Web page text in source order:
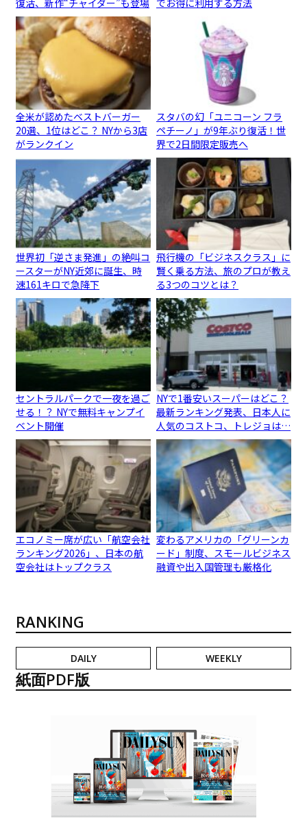
復活、新作“チャイダー”も登場 でお得に利用する方法
全米が認めたベストバーガー
20選、1位はどこ？ NYから3店
がランクイン
スタバの幻「ユニコーン フラ
ペチーノ」が9年ぶり復活！世
界で2日間限定販売へ
世界初「逆さま発進」の絶叫コ
ースターがNY近郊に誕生、時
速161キロで急降下
飛行機の「ビジネスクラス」に
賢く乗る方法、旅のプロが教え
る3つのコツとは？
セントラルパークで一夜を過ご
せる！？ NYで無料キャンプイ
ベント開催
NYで1番安いスーパーはどこ？
最新ランキング発表、日本人に
人気のコストコ、トレジョは…
エコノミー席が広い「航空会社
ランキング2026」、日本の航
空会社はトップクラス
変わるアメリカの「グリーンカ
ード」制度、スモールビジネス
融資や出入国管理も厳格化
RANKING
DAILY WEEKLY
紙面PDF版